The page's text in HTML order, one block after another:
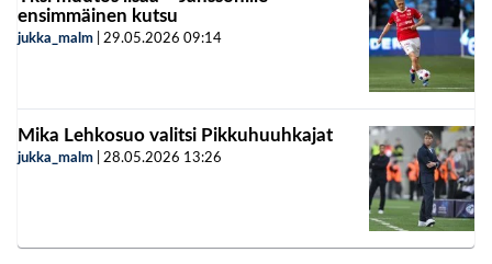
ensimmäinen kutsu
jukka_malm 29.05.2026 09:14
Mika Lehkosuo valitsi Pikkuhuuhkajat
jukka_malm 28.05.2026 13:26